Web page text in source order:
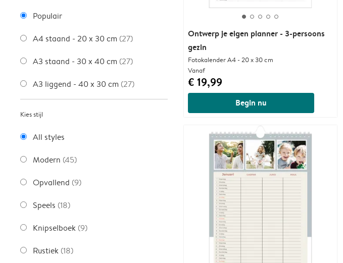
Populair
A4 staand - 20 x 30 cm (27)
A3 staand - 30 x 40 cm (27)
A3 liggend - 40 x 30 cm (27)
Kies stijl
All styles
Modern (45)
Opvallend (9)
Speels (18)
Knipselboek (9)
Rustiek (18)
Ontwerp je eigen planner - 3-persoons
gezin
Fotokalender A4 - 20 x 30 cm
Vanaf
€ 19,99
Begin nu